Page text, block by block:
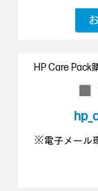
HP Care
※電子メール